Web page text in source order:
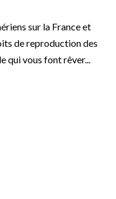
sur la France et
de reproduction des
qui vous font rêver...